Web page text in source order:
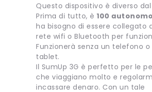
Questo dispositivo è diverso
Prima di tutto, è 100
ha bisogno di essere collegato
rete wifi o Bluetooth per
Funzionerà senza un telefono o
tablet.
Il SumUp 3G è perfetto per le
che viaggiano molto e
incassare denaro. Con un tale